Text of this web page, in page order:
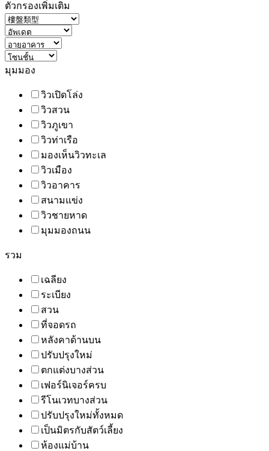
ตัวกรองเพิ่มเติม
มุมมอง
วิวเปิดโล่ง
วิวสวน
วิวภูเขา
วิวท่าเรือ
มองเห็นวิวทะเล
วิวเมือง
วิวอาคาร
สนามแข่ง
วิวชายหาด
มุมมองถนน
รวม
เฉลียง
ระเบียง
สวน
ที่จอดรถ
หลังคาด้านบน
ปรับปรุงใหม่
ตกแต่งบางส่วน
เฟอร์นิเจอร์ครบ
รีโนเวทบางส่วน
ปรับปรุงใหม่ทั้งหมด
เป็นมิตรกับสัตว์เลี้ยง
ห้องแม่บ้าน